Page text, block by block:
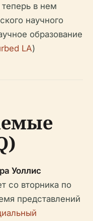
в нем
научного
образование
LA)
Уоллис
со вторника по
представлений